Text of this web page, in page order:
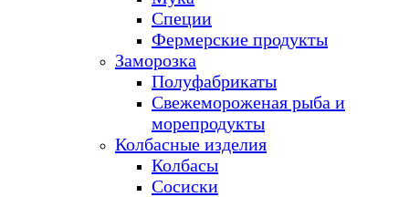
Специи
Фермерские продукты
Заморозка
Полуфабрикаты
Свежемороженая рыба и
морепродукты
Колбасные изделия
Колбасы
Сосиски